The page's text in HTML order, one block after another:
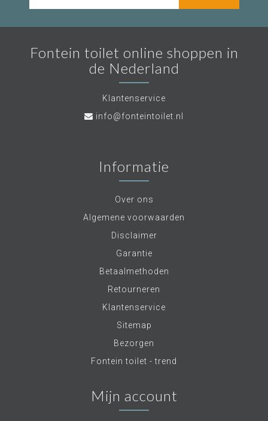
Fontein toilet online shoppen in
de Nederland
Klantenservice
info@fonteintoilet.nl
Informatie
Over ons
Algemene voorwaarden
Disclaimer
Garantie
Betaalmethoden
Retourneren
Klantenservice
Sitemap
Bezorgen
Fontein toilet - trend
Mijn account